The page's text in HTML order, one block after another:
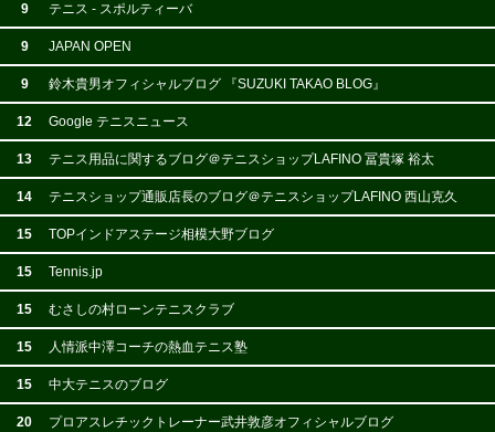
9 テニス - スポルティーバ
9 JAPAN OPEN
9 鈴木貴男オフィシャルブログ 『SUZUKI TAKAO BLOG』
12 Google テニスニュース
13 テニス用品に関するブログ＠テニスショップLAFINO 冨貴塚 裕太
14 テニスショップ通販店長のブログ＠テニスショップLAFINO 西山克久
15 TOPインドアステージ相模大野ブログ
15 Tennis.jp
15 むさしの村ローンテニスクラブ
15 人情派中澤コーチの熱血テニス塾
15 中大テニスのブログ
20 プロアスレチックトレーナー武井敦彦オフィシャルブログ